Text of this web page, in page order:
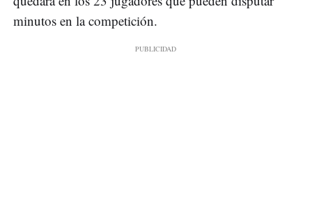
minutos en la competición.